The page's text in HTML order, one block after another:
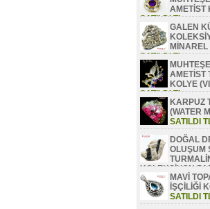
AMETİST
SATILDI TL
GALEN
MİNAREL
SATILDI TL
AMETİST
KOLYE
SATILDI TL
KARPUZ
(WATER
SATILDI
DOĞAL
OLUŞUM
KOLEKSİYON
SATILDI TL
MAVİ
İŞÇİLİĞİ
SATILDI